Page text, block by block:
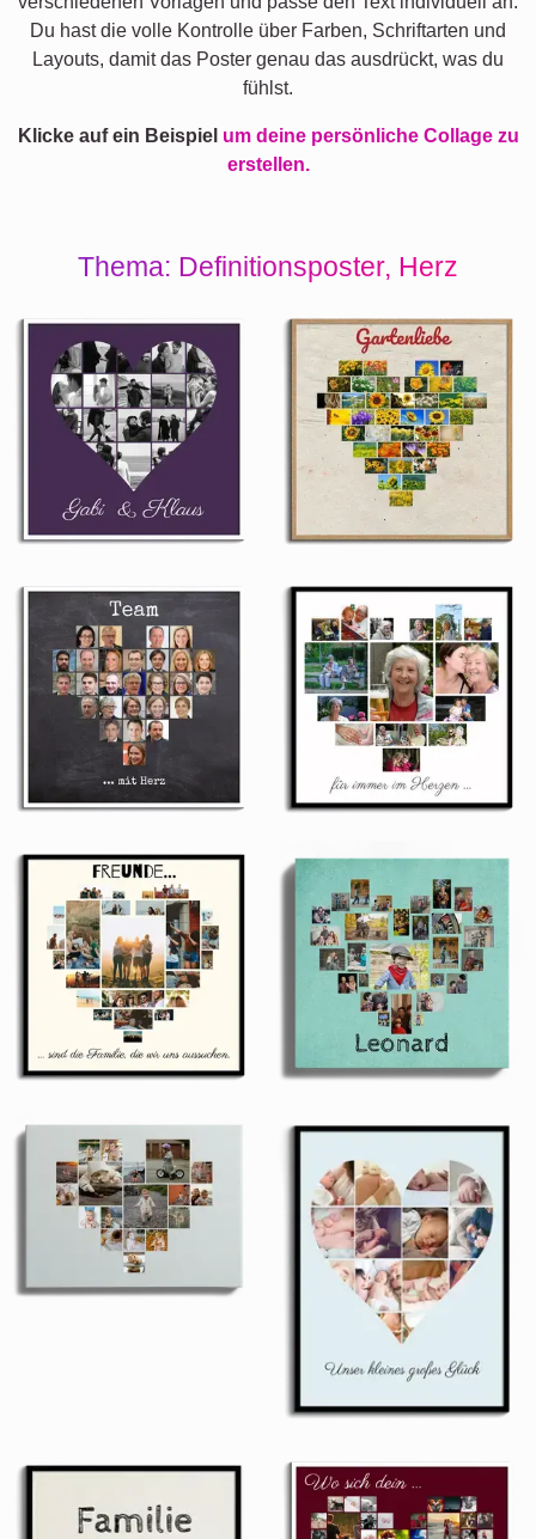
Du hast die volle Kontrolle über Farben, Schriftarten und
Layouts, damit das Poster genau das ausdrückt, was du
fühlst.
Klicke auf ein Beispiel um deine persönliche Collage zu
erstellen.
Thema: Definitionsposter, Herz